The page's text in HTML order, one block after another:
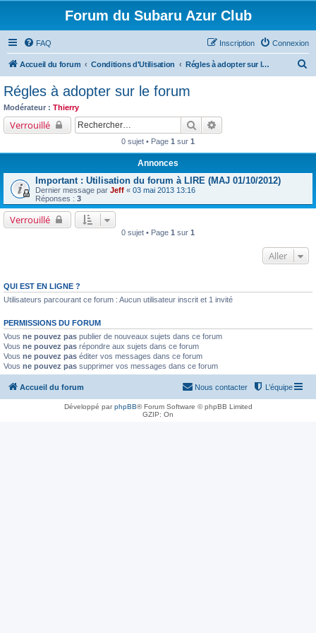
Forum du Subaru Azur Club
FAQ Connexion
Inscription
Accueil du forum Conditions d'Utilisation Régles à adopter sur le forum
Régles à adopter sur le forum
Modérateur : Thierry
Verrouillé Rechercher
0 sujet • Page 1 sur 1
Annonces
Important : Utilisation du forum à LIRE (MAJ 01/10/2012)
Dernier message par Jeff « 03 mai 2013 13:16
Réponses : 3
Verrouillé
0 sujet • Page 1 sur 1
Aller
QUI EST EN LIGNE ?
Utilisateurs parcourant ce forum : Aucun utilisateur inscrit et 1 invité
PERMISSIONS DU FORUM
Vous ne pouvez pas publier de nouveaux sujets dans ce forum
Vous ne pouvez pas répondre aux sujets dans ce forum
Vous ne pouvez pas éditer vos messages dans ce forum
Vous ne pouvez pas supprimer vos messages dans ce forum
Accueil du forum L’équipe
Nous contacter
Développé parphpBB® Forum Software © phpBB Limited
GZIP: On